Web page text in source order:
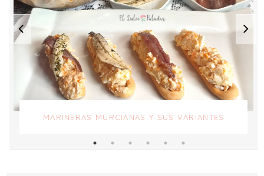
MARINERAS MURCIANAS Y SUS VARIANTES